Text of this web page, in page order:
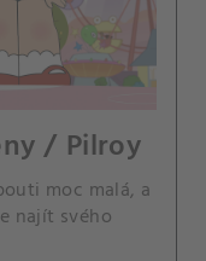
/ Pilroy
moc malá, a
najít svého